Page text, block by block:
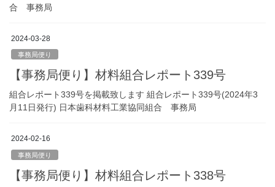
合 事務局
2024-03-28
事務局便り
【事務局便り】材料組合レポート339号
組合レポート339号を掲載致します 組合レポート339号(2024年3
月11日発行) 日本歯科材料工業協同組合 事務局
2024-02-16
事務局便り
【事務局便り】材料組合レポート338号